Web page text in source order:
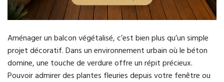
Aménager un balcon végétalisé, c’est bien plus qu’un simple
projet décoratif. Dans un environnement urbain où le béton
domine, une touche de verdure offre un répit précieux.
Pouvoir admirer des plantes fleuries depuis votre fenêtre ou